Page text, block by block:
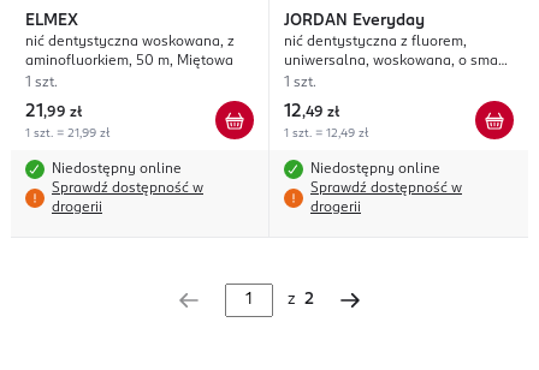
ELMEX
nić dentystyczna woskowana, z
aminofluorkiem, 50 m, Miętowa
1 szt.
21 ,99 zł
1 szt. = 21,99 zł
Niedostępny online
Sprawdź dostępność w
drogerii
JORDAN Everyday
nić dentystyczna z fluorem,
uniwersalna, woskowana, o smaku
Miętowym, dł. 60m
1 szt.
12,49 zł
1 szt. = 12,49 zł
Niedostępny online
Sprawdź dostępność w
drogerii
z 2